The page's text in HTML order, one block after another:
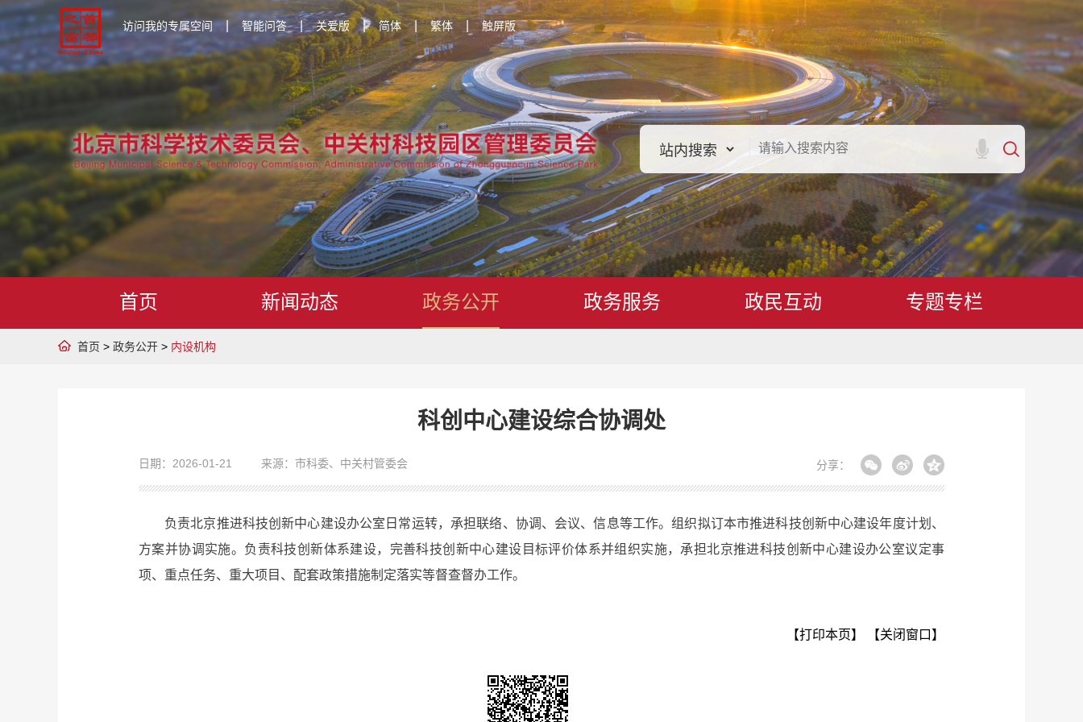
访问我的专属空间 智能问答 | 关爱版 | 简体 | 繁体 触屏版
首页 新闻动态 政务公开 政务服务 政民互动 专题专栏
首页 > 政务公开 > 内设机构
科创中心建设综合协调处
日期：2026-01-21 来源：市科委、中关村管委会 分享：
负责北京推进科技创新中心建设办公室日常运转，承担联络、协调、会议、信息等工作。组织拟订本市推进科技创新中心建设年度计划、
方案并协调实施。负责科技创新体系建设，完善科技创新中心建设目标评价体系并组织实施，承担北京推进科技创新中心建设办公室议定事
项、重点任务、重大项目、配套政策措施制定落实等督查督办工作。
【打印本页】 【关闭窗口】